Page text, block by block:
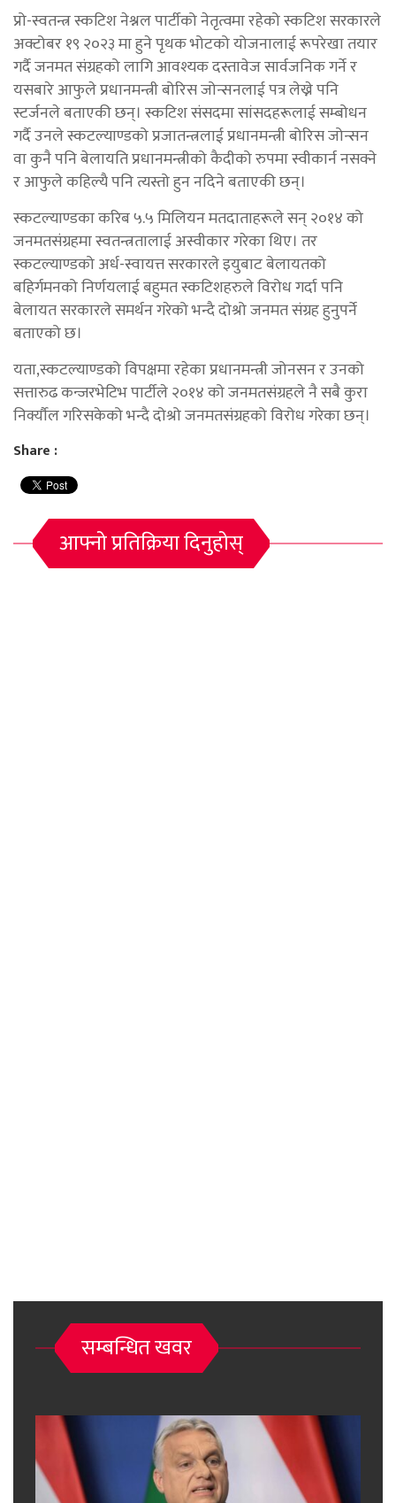
प्रो-स्वतन्त्र स्कटिश नेश्नल पार्टीको नेतृत्वमा रहेको स्कटिश सरकारले
अक्टोबर १९ २०२३ मा हुने पृथक भोटको योजनालाई रूपरेखा तयार
गर्दै जनमत संग्रहको लागि आवश्यक दस्तावेज सार्वजनिक गर्ने र
यसबारे आफुले प्रधानमन्त्री बोरिस जोन्सनलाई पत्र लेख्ने पनि
स्टर्जनले बताएकी छन्। स्कटिश संसदमा सांसदहरूलाई सम्बोधन
गर्दै उनले स्कटल्याण्डको प्रजातन्त्रलाई प्रधानमन्त्री बोरिस जोन्सन
वा कुनै पनि बेलायति प्रधानमन्त्रीको कैदीको रुपमा स्वीकार्न नसक्ने
र आफुले कहिल्यै पनि त्यस्तो हुन नदिने बताएकी छन्।
स्कटल्याण्डका करिब ५.५ मिलियन मतदाताहरूले सन् २०१४ को
जनमतसंग्रहमा स्वतन्त्रतालाई अस्वीकार गरेका थिए। तर
स्कटल्याण्डको अर्ध-स्वायत्त सरकारले इयुबाट बेलायतको
बहिर्गमनको निर्णयलाई बहुमत स्कटिशहरुले विरोध गर्दा पनि
बेलायत सरकारले समर्थन गरेको भन्दै दोश्रो जनमत संग्रह हुनुपर्ने
बताएको छ।
यता,स्कटल्याण्डको विपक्षमा रहेका प्रधानमन्त्री जोनसन र उनको
सत्तारुढ कन्जरभेटिभ पार्टीले २०१४ को जनमतसंग्रहले नै सबै कुरा
निर्क्यौल गरिसकेको भन्दै दोश्रो जनमतसंग्रहको विरोध गरेका छन्।
Share :
आफ्नो प्रतिक्रिया दिनुहोस्
सम्बन्धित खवर